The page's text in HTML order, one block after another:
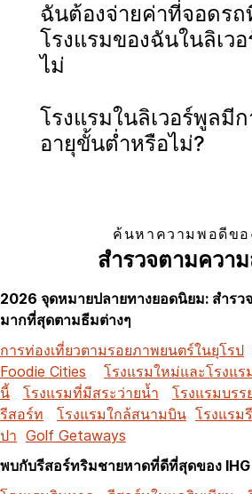
ฉันต้องจ่ายค่าที่จอดรถ
โรงแรมของฉันในลิเว
ไม่
โรงแรมในลิเวอร์พูลมี
อายุขั้นต่ำหรือไม่?
ค้นหาความพอดีข
สำรวจตามควา
2026 จุดหมายปลายทางยอดนิยม: สำร
มากที่สุดตามธีมต่างๆ
การท่องเที่ยวตามรอยภาพยนตร์ในยุโรป
Foodie Cities
โรงแรมใหม่และโรงแร
นี้
โรงแรมที่มีสระว่ายน้ำ โรงแรมบร
รีสอร์ท
โรงแรมใกล้สนามบิน โรงแรม
ปา Golf Getaways
พบกับรีสอร์ทริมชายหาดที่ดีที่สุดของ IHG